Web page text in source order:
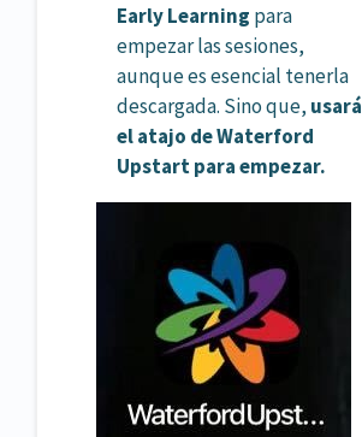
Early Learning para
empezar las sesiones,
aunque es esencial tenerla
descargada. Sino que, usará
el atajo de Waterford
Upstart para empezar.